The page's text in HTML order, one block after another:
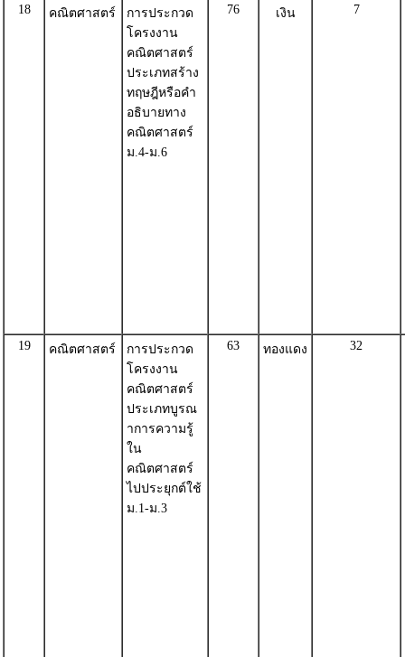
18 คณิตศาสตร์
การประกวด
โครงงาน
คณิตศาสตร์
ประเภทสร้าง
ทฤษฎีหรือคำ
อธิบายทาง
คณิตศาสตร์
ม.4-ม.6
76 เงิน 7
19 คณิตศาสตร์
การประกวด
โครงงาน
คณิตศาสตร์
ประเภทบูรณ
าการความรู้
ใน
คณิตศาสตร์
ไปประยุกต์ใช้
ม.1-ม.3
63 ทองแดง 32